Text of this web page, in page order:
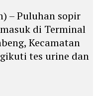
– Puluhan sopir
di Terminal
Kecamatan
tes urine dan